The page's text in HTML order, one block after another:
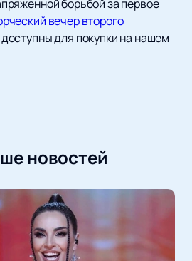
борьбой за первое
вечер второго
для покупки на нашем
новостей